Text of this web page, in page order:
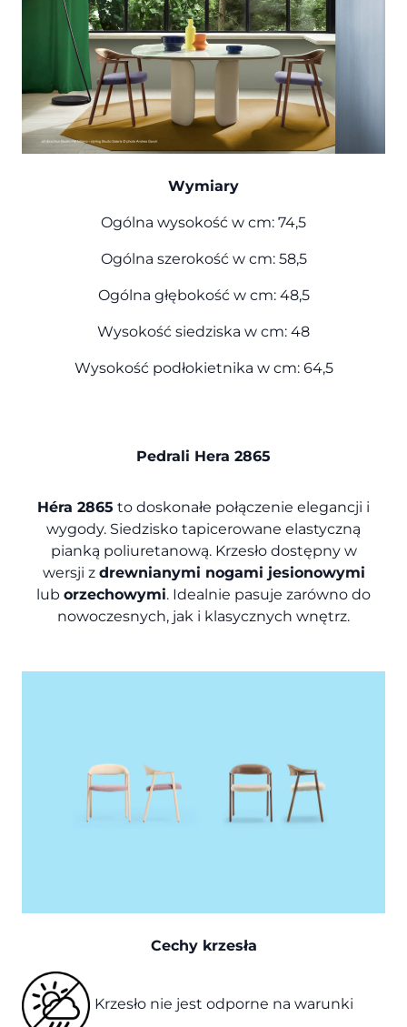
Wymiary
Ogólna wysokość w cm: 74,5
Ogólna szerokość w cm: 58,5
Ogólna głębokość w cm: 48,5
Wysokość siedziska w cm: 48
Wysokość podłokietnika w cm: 64,5
Pedrali Hera 2865
Héra 2865 to doskonałe połączenie elegancji i
wygody. Siedzisko tapicerowane elastyczną
pianką poliuretanową. Krzesło dostępny w
wersji z drewnianymi nogami jesionowymi
lub orzechowymi. Idealnie pasuje zarówno do
nowoczesnych, jak i klasycznych wnętrz.
Cechy krzesła
Krzesło nie jest odporne na warunki